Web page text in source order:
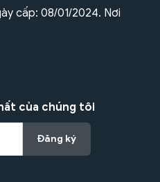
cấp: 08/01/2024. Nơi
của chúng tôi
Đăng ký